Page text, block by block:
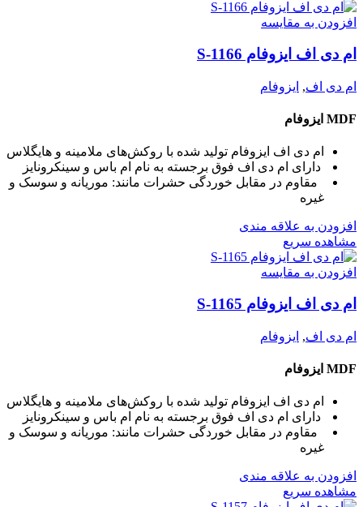
افزودن به مقایسه
ام دی اف ایزوفام S-1166
ام دی اف, ایزوفام
MDF ایزوفام
ام دی اف ایزوفام تولید شده با روکش‌های ملامینه و هایگلاس
دارای ام دی اف فوق برجسته به نام ام باس و سینکرونایز
مقاوم در مقابل خوردگی حشرات مانند: موریانه و سوسک و
غیره
افزودن به علاقه مندی
مشاهده سریع
افزودن به مقایسه
ام دی اف ایزوفام S-1165
ام دی اف, ایزوفام
MDF ایزوفام
ام دی اف ایزوفام تولید شده با روکش‌های ملامینه و هایگلاس
دارای ام دی اف فوق برجسته به نام ام باس و سینکرونایز
مقاوم در مقابل خوردگی حشرات مانند: موریانه و سوسک و
غیره
افزودن به علاقه مندی
مشاهده سریع